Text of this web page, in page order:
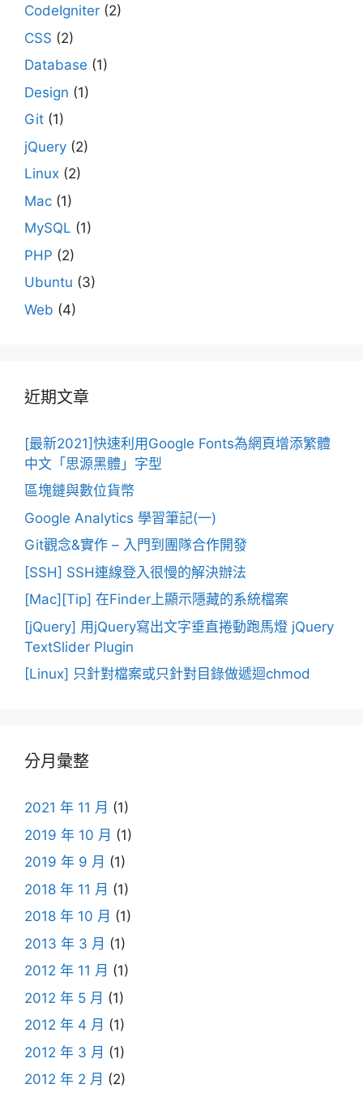
CodeIgniter (2)
CSS (2)
Database (1)
Design (1)
Git (1)
jQuery (2)
Linux (2)
Mac (1)
MySQL (1)
PHP (2)
Ubuntu (3)
Web (4)
近期文章
[最新2021]快速利用Google Fonts為網頁增添繁體
中文「思源黑體」字型
區塊鏈與數位貨幣
Google Analytics 學習筆記(一)
Git觀念&實作 – 入門到團隊合作開發
[SSH] SSH連線登入很慢的解決辦法
[Mac][Tip] 在Finder上顯示隱藏的系統檔案
[jQuery] 用jQuery寫出文字垂直捲動跑馬燈 jQuery
TextSlider Plugin
[Linux] 只針對檔案或只針對目錄做遞迴chmod
分月彙整
2021 年 11 月 (1)
2019 年 10 月 (1)
2019 年 9 月 (1)
2018 年 11 月 (1)
2018 年 10 月 (1)
2013 年 3 月 (1)
2012 年 11 月 (1)
2012 年 5 月 (1)
2012 年 4 月 (1)
2012 年 3 月 (1)
2012 年 2 月 (2)